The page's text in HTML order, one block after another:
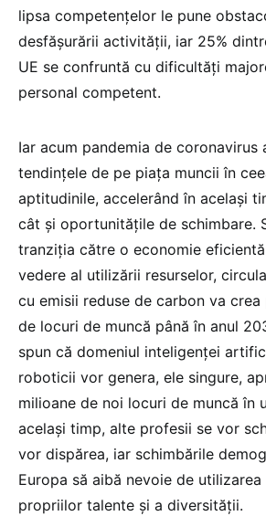
lipsa competențelor le pune
desfășurării activității, iar 25%
UE se confruntă cu dificultăți
personal competent.
Iar acum pandemia de coronavirus
tendințele de pe piața muncii în
aptitudinile, accelerând în același
cât și oportunitățile de schimbare.
tranziția către o economie
vedere al utilizării resurselor,
cu emisii reduse de carbon va
de locuri de muncă până în anul
spun că domeniul inteligenței
roboticii vor genera, ele singure,
milioane de noi locuri de muncă în
același timp, alte profesii se vor
vor dispărea, iar schimbările
Europa să aibă nevoie de utilizarea
propriilor talente și a diversității.